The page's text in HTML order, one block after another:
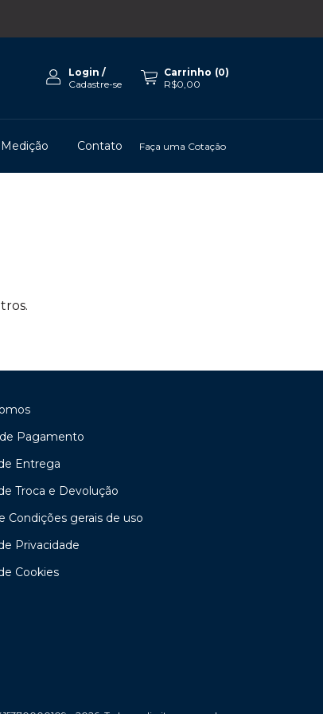
Login /
Cadastre-se
Carrinho (0)
R$0,00
Medição Contato Faça uma Cotação
Pagamento
Entrega
Troca e Devolução
Condições gerais de uso
Privacidade
Cookies